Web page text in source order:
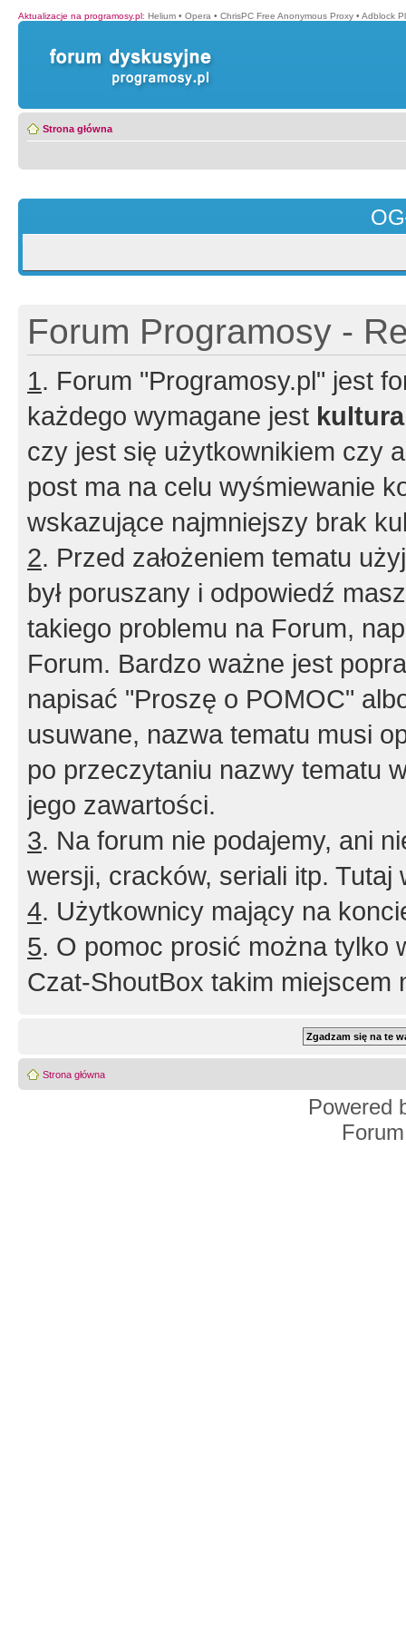
Aktualizacje na programosy.pl: Helium • Opera • ChrisPC Free Anonymous Proxy • Adblock
Strona główna
Forum Programosy -
1. Forum "Programosy.pl" jest
każdego wymagane jest
czy jest się użytkownikiem czy
post ma na celu wyśmiewanie
wskazujące najmniejszy brak
2. Przed założeniem tematu
był poruszany i odpowiedź
takiego problemu na Forum,
Forum. Bardzo ważne jest
napisać "Proszę o POMOC"
usuwane, nazwa tematu musi
po przeczytaniu nazwy tematu
jego zawartości.
3. Na forum nie podajemy, ani
wersji, cracków, seriali itp. Tutaj
4. Użytkownicy mający na
5. O pomoc prosić można tylko
Czat-ShoutBox takim miejscem
Strona główna
Powered